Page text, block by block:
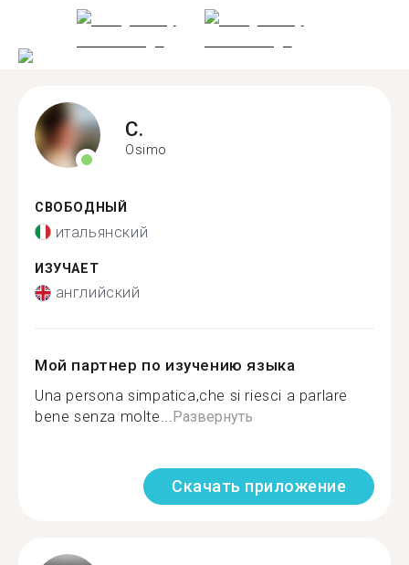
C.
Osimo
СВОБОДНЫЙ
итальянский
ИЗУЧАЕТ
английский
Мой партнер по изучению языка
Una persona simpatica,che si riesci a parlare
bene senza molte...Развернуть
Скачать приложение